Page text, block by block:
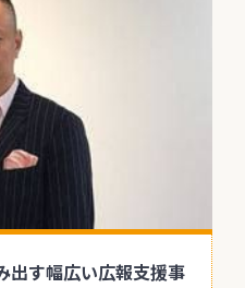
す幅広い広報支援事